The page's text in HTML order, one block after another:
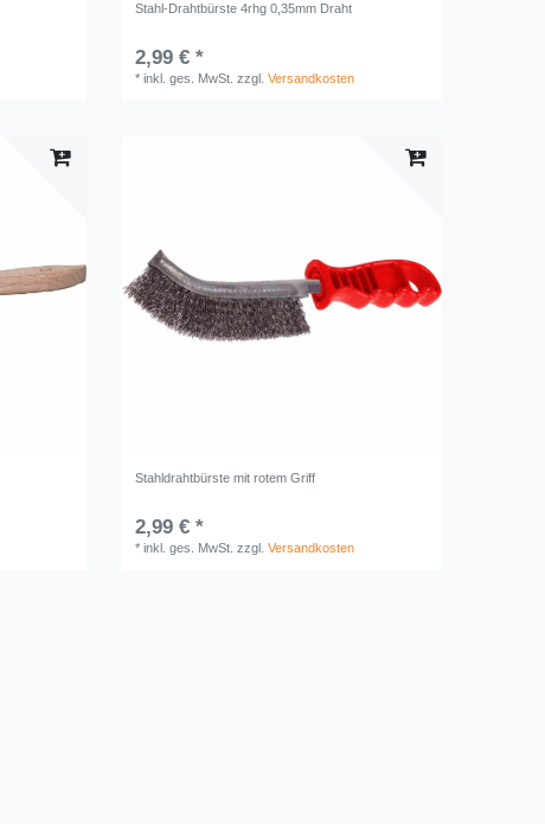
Stahl-Drahtbürste 4rhg 0,35mm Draht
2,99 € *
*inkl. ges. MwSt. zzgl.Versandkosten
Stahldrahtbürste mit rotem Griff
2,99 € *
*inkl. ges. MwSt. zzgl.Versandkosten